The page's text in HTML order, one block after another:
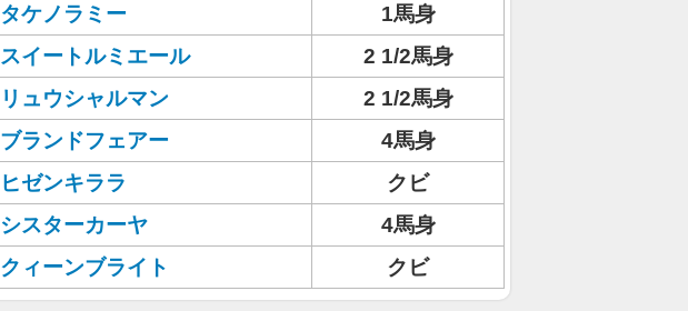
タケノラミー
1馬身
スイートルミエール
2 1/2馬身
リュウシャルマン
2 1/2馬身
ブランドフェアー
4馬身
ヒゼンキララ
クビ
シスターカーヤ
4馬身
クィーンブライト クビ